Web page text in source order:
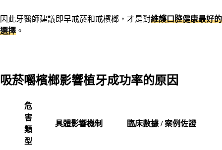
因此牙醫師建議即早戒菸和戒檳榔，才是對維護口腔健康最好的
選擇 。
吸菸嚼檳榔影響植牙成功率的原因
危
害
類
型
具體影響機制 臨床數據 / 案例佐證